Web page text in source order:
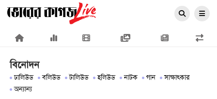
×
বিনোদন
ঢালিউড বলিউড টালিউড হলিউড নাটক গান
সাক্ষাৎকার
অন্যান্য